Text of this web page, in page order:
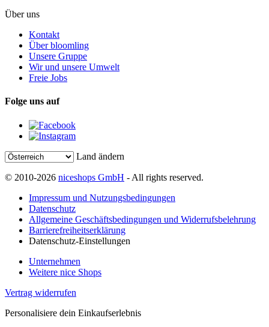
Über uns
Kontakt
Über bloomling
Unsere Gruppe
Wir und unsere Umwelt
Freie Jobs
Folge uns auf
Land ändern
© 2010-2026 niceshops GmbH - All rights reserved.
Impressum und Nutzungsbedingungen
Datenschutz
Allgemeine Geschäftsbedingungen und Widerrufsbelehrung
Barrierefreiheitserklärung
Datenschutz-Einstellungen
Unternehmen
Weitere nice Shops
Vertrag widerrufen
Personalisiere dein Einkaufserlebnis